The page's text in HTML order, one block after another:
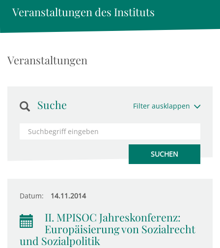
Veranstaltungen des Instituts
Veranstaltungen
Suche Filter ausklappen
Datum: 14.11.2014
II. MPISOC Jahreskonferenz:
Europäisierung von Sozialrecht
und Sozialpolitik